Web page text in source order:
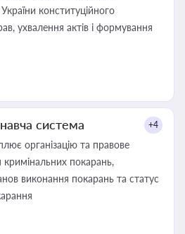
конституційного
ухвалення актів і формування
система +4
організацію та правове
покарань,
виконання покарань та статус